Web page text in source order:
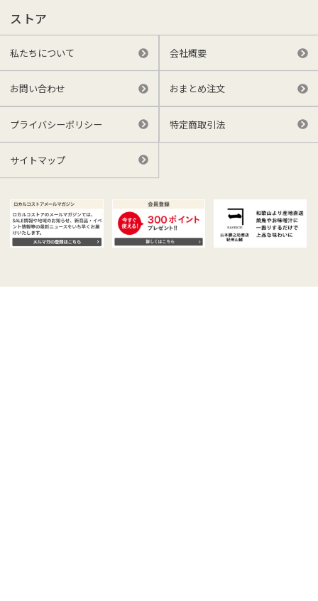
ストア
私たちについて 会社概要
お問い合わせ おまとめ注文
プライバシーポリシー 特定商取引法
サイトマップ